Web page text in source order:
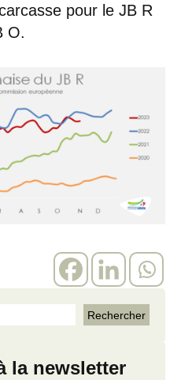
pour le JB R
O.
la newsletter